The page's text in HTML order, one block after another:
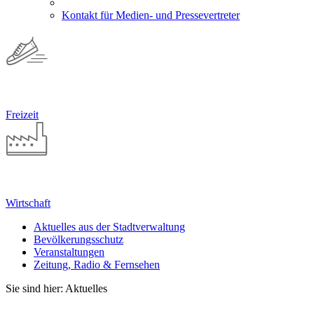
Kontakt für Medien- und Pressevertreter
Freizeit
Wirtschaft
Aktuelles aus der Stadtverwaltung
Bevölkerungsschutz
Veranstaltungen
Zeitung, Radio & Fernsehen
Sie sind hier: Aktuelles